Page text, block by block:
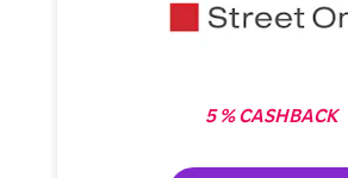
5 % CASHBACK